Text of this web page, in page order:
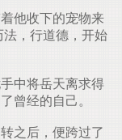
他收下的宠物来
，行道德，开始
中将岳天离求得
曾经的自己。
之后，便跨过了